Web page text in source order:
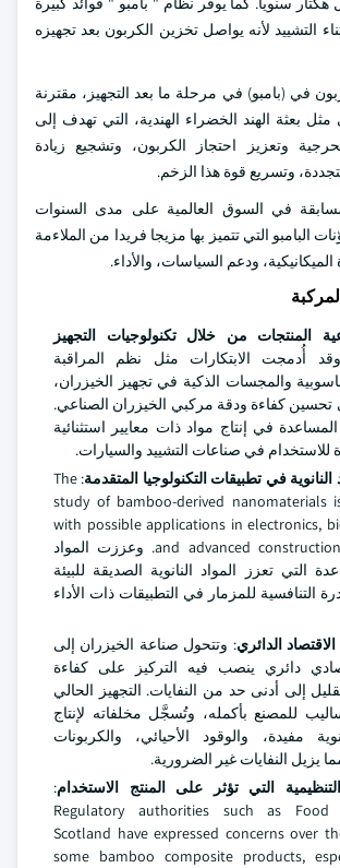
التشييد لأنه يواصل تخزين الكربون بعد تجهيزه
في (بامبو) في مرحلة ما بعد التجهيز، مقترنة
بعثة الهند الخضراء الهندية، التي تهدف إلى
وتعزيز احتجاز الكربون، وتشجيع زيادة
وتسريع قوة هذا الزخم.
في السوق العالمية على مدى السنوات
البامبو التي تتميز بها مزيجا فريدا من الملاءمة
الميكانيكية، ودعم السياسات، والأداء.
المنتجات من خلال تكنولوجيات التجهيز
أُدمجت الابتكارات مثل نظم المراقبة
والمجسات الذكية في تجهيز الخيزران،
تحسين كفاءة ودقة مركبي الخيزران الصناعي.
في إنتاج مواد ذات معايير استثنائية
في صناعات التشييد والسيارات.
في تطبيقات التكنولوجيا المتقدمة : The
study of bamboo-derived nanomaterials
with possible applications in electronics,
and advanced construction materials. وعززت المواد
التي تعزز المواد النانوية الصديقة للبيئة
التنافسية للمزمار في التطبيقات ذات الأداء
الدائري: وتتحول صناعة الخيزران إلى
دائري ينصب فيه التركيز على كفاءة
إلى أدنى حد من النفايات. التجهيز الحالي
للمصنع بأكمله، وتُسجَّل مخلفاته لإنتاج
مفيدة، والوقود الأحيائي، والكربونات
يزيل النفايات غير الضرورية.
التي تؤثر على المنتج
الاستخدام:
Regulatory authorities such as Food
Scotland have expressed concerns over
some bamboo composite products,